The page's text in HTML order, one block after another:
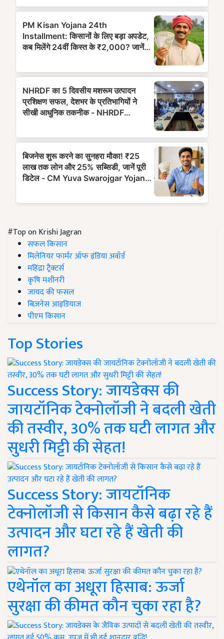
#Top on Krishi Jagran
सफल किसान
मिलेनियर फार्मर ऑफ इंडिया अवॉर्ड
महिंद्रा ट्रैक्टर्स
कृषि मशीनरी
जायद की फसल
बिज़नेस आइडियाज
पीएम किसान
Top Stories
Success Story: जायडेक्स की
जायटॉनिक टेक्नोलॉजी ने बदली खेती
की तस्वीर, 30% तक घटी लागत और
सुधरी मिट्टी की सेहत!
Success Story: जायटॉनिक
टेक्नोलॉजी से किसान कैसे बढ़ा रहे हैं
उत्पादन और घटा रहे हैं खेती की
लागत?
एथेनॉल का अधूरा हिसाब: ऊर्जा
सुरक्षा की कीमत कौन चुका रहा है?